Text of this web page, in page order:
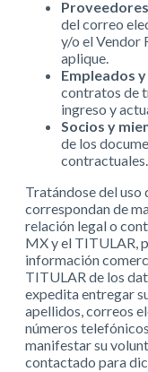
del correo
y/o el Vendor
aplique.
Empleados
contratos de
ingreso y
Socios y
de los
contractuales.
Tratándose del uso
correspondan de
relación legal o
MX y el TITULAR,
información
TITULAR de los
expedita entregar
apellidos, correos
números
manifestar su
contactado para